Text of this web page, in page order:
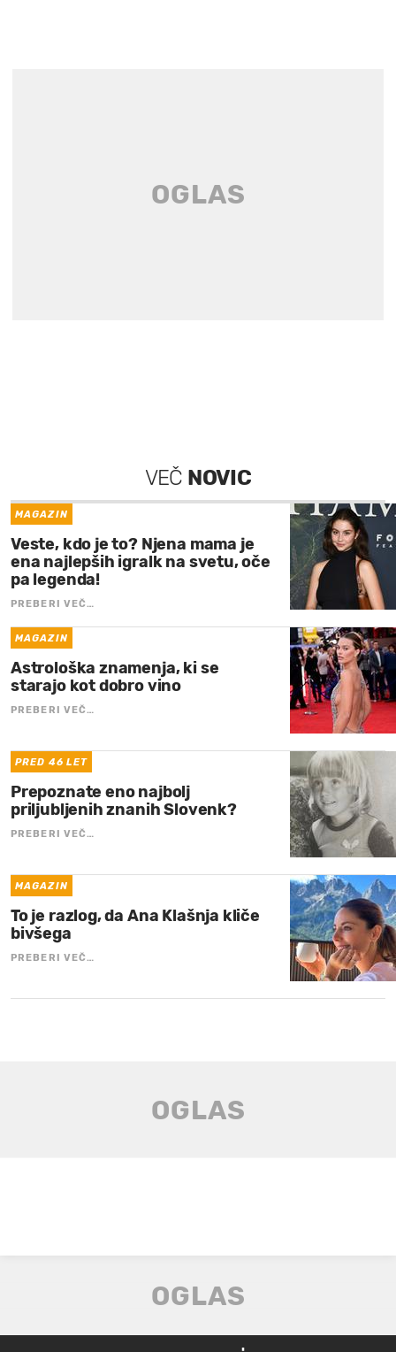
VEČ NOVIC
MAGAZIN
Veste, kdo je to? Njena mama je
ena najlepših igralk na svetu, oče
pa legenda!
PREBERI VEČ…
MAGAZIN
Astrološka znamenja, ki se
starajo kot dobro vino
PREBERI VEČ…
PRED 46 LET
Prepoznate eno najbolj
priljubljenih znanih Slovenk?
PREBERI VEČ…
MAGAZIN
To je razlog, da Ana Klašnja kliče
bivšega
PREBERI VEČ…